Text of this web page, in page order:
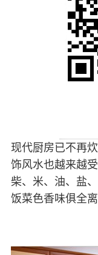
现代厨房已不再
饰风水也越来越
柴、米、油、盐
饭菜色香味俱全